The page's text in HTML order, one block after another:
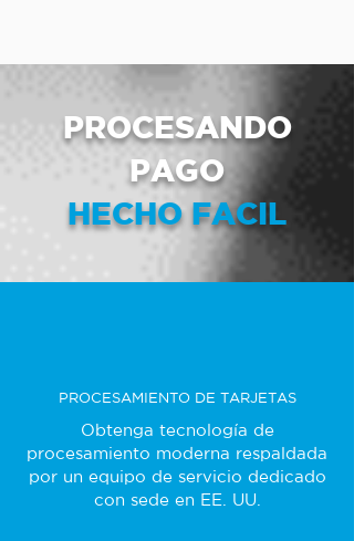
PROCESANDO
PAGO
HECHO FACIL
PROCESAMIENTO DE TARJETAS
Obtenga tecnología de
procesamiento moderna respaldada
por un equipo de servicio dedicado
con sede en EE. UU.